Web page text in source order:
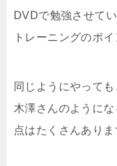
DVDで勉強させて
トレーニングのポ
同じようにやって
木澤さんのように
点はたくさんありま